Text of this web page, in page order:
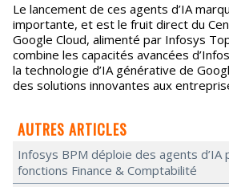
Le lancement de ces agents d’IA
importante, et est le fruit direct du
Google Cloud, alimenté par Infosys
combine les capacités avancées
la technologie d’IA générative de
des solutions innovantes aux
AUTRES ARTICLES
Infosys BPM déploie des agents
fonctions Finance & Comptabilité